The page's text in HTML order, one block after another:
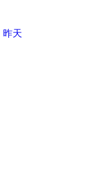
昨天